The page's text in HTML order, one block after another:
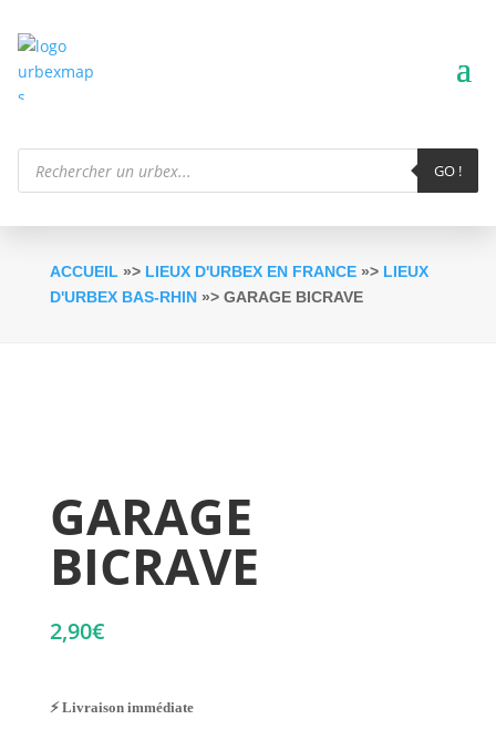
Recherche
produits
GO !
ACCUEIL »> LIEUX D'URBEX EN FRANCE»> LIEUX
D'URBEX BAS-RHIN»> GARAGE BICRAVE
GARAGE
BICRAVE
2,90€
⚡ Livraison immédiate